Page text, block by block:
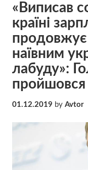
«Виписав
країні
наївним
лабуду»:
01.12.2019 by Avtor